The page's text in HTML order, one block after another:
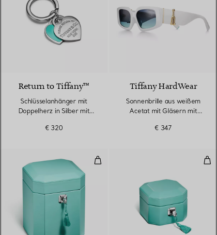
Return to Tiffany™
Schlüsselanhänger mit
Doppelherz in Silber mit
€ 320
Tiffany HardWear
Sonnenbrille aus weißem
Acetat mit Gläsern mit
€ 347
Großes Schmuckkästchen aus